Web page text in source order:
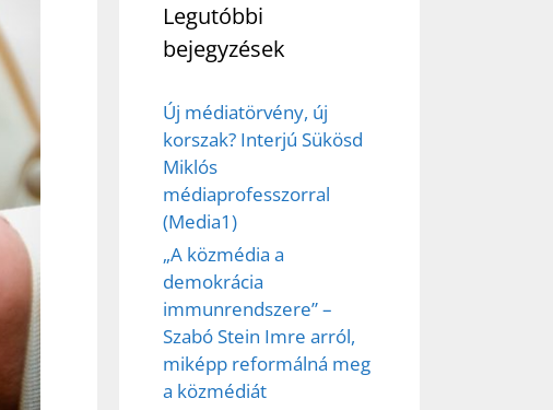
Legutóbbi
bejegyzések
Új médiatörvény, új
korszak? Interjú Sükösd
Miklós
médiaprofesszorral
(Media1)
„A közmédia a
demokrácia
immunrendszere” –
Szabó Stein Imre arról,
miképp reformálná meg
a közmédiát